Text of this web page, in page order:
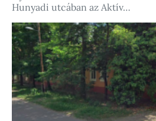
Hunyadi utcában az Aktív…